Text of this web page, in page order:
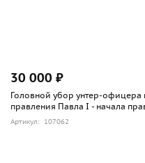
30 000 ₽
Головной убор унтер-офицера
правления Павла I - начала
Артикул: 107062